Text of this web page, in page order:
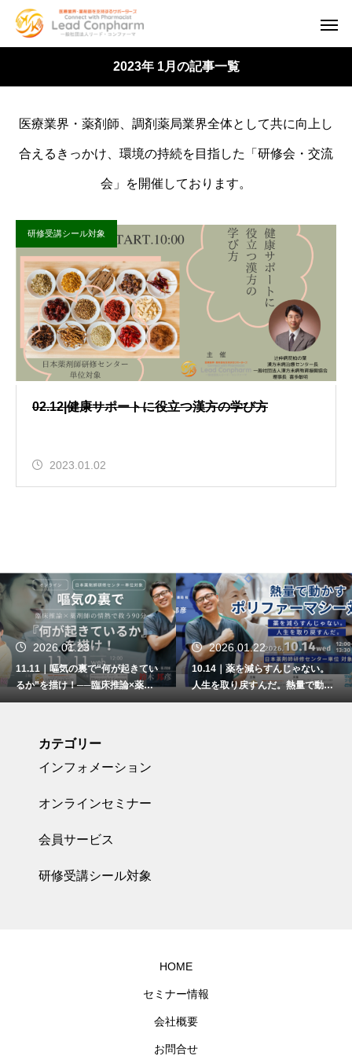
2023年 1月の記事一覧
医療業界・薬剤師、調剤薬局業界全体として共に向上し
合えるきっかけ、環境の持続を目指した「研修会・交流
会」を開催しております。
研修受講シール対象
02.12|健康サポートに役立つ漢方の学び方
2023.01.02
2026.01.23
11.11｜嘔気の裏で“何が起きてい
るか”を描け！──臨床推論×薬剤
師の情熱で救う90分
2026.01.22
10.14｜薬を減らすんじゃない。
人生を取り戻すんだ。熱量で動か
すポリファーマシー対策
カテゴリー
インフォメーション
オンラインセミナー
会員サービス
研修受講シール対象
HOME
セミナー情報
会社概要
お問合せ